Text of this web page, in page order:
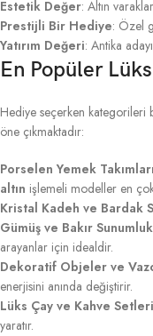
Estetik Değer: Altın
Prestijli Bir Hediye: Özel
Yatırım Değeri: Antika
En Popüler
Hediye seçerken kategorileri
öne çıkmaktadır:
Porselen Yemek Takımları
altın işlemeli modeller en
Kristal Kadeh ve Bardak
Gümüş ve Bakır
arayanlar için idealdir.
Dekoratif Objeler ve
enerjisini anında değiştirir.
Lüks Çay ve Kahve Setleri
yaratır.